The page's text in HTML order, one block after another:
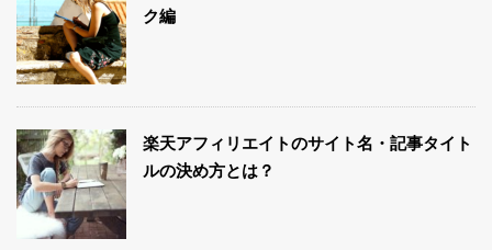
ク編
楽天アフィリエイトのサイト名・記事タイト
ルの決め方とは？